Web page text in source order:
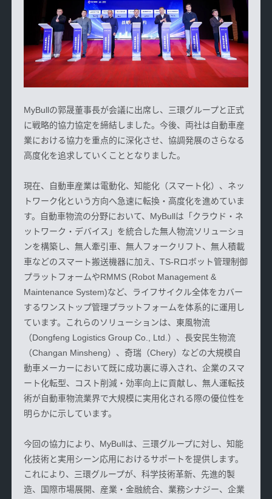
MyBullの郭晟董事長が会議に出席し、三環グループと正式
に戦略的協力協定を締結しました。今後、両社は自動車産
業における協力を重点的に深化させ、協調発展のさらなる
高度化を追求していくこととなりました。
現在、自動車産業は電動化、知能化（スマート化）、ネッ
トワーク化という方向へ急速に転換・高度化を進めていま
す。自動車物流の分野において、 MyBullは「クラウド・ネ
ットワーク・デバイス」を統合した無人物流ソリューショ
ンを構築し、無人牽引車、無人フォークリフト、無人積載
車などのスマート搬送機器に加え、 TS-Rロボット管理制御
プラットフォームやRMMS (Robot Management &
Maintenance System)など、ライフサイクル全体をカバー
するワンストップ管理プラットフォームを体系的に運用し
ています。これらのソリューションは、東風物流
（Dongfeng Logistics Group Co., Ltd.‌） 、長安民生物流
（Changan Minsheng）、奇瑞（Chery）などの大規模自
動車メーカーにおいて既に成功裏に導入され、企業のスマ
ート化転型、コスト削減・効率向上に貢献し、無人運転技
術が自動車物流業界で大規模に実用化される際の優位性を
明らかに示しています。
今回の協力により、 MyBullは、三環グループに対し、知能
化技術と実用シーン応用におけるサポートを提供します。
これにより、三環グループが、科学技術革新、先進的製
造、国際市場展開、産業・金融統合、業務シナジー、企業